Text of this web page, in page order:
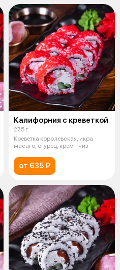
Калифорния с креветкой
275 г
Креветка королевская, икра
масаго, огурец, крем - чиз
от 635 ₽